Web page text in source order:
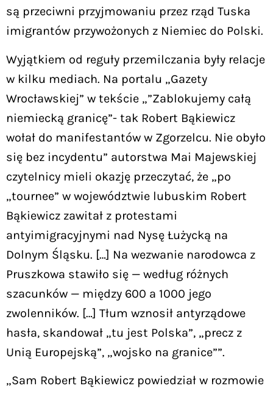
są przeciwni przyjmowaniu przez rząd Tuska
imigrantów przywożonych z Niemiec do Polski.
Wyjątkiem od reguły przemilczania były relacje
w kilku mediach. Na portalu „Gazety
Wrocławskiej” w tekście „”Zablokujemy całą
niemiecką granicę”- tak Robert Bąkiewicz
wołał do manifestantów w Zgorzelcu. Nie obyło
się bez incydentu” autorstwa Mai Majewskiej
czytelnicy mieli okazję przeczytać, że „po
„tournee” w województwie lubuskim Robert
Bąkiewicz zawitał z protestami
antyimigracyjnymi nad Nysę Łużycką na
Dolnym Śląsku. […] Na wezwanie narodowca z
Pruszkowa stawiło się — według różnych
szacunków — między 600 a 1000 jego
zwolenników. […] Tłum wznosił antyrządowe
hasła, skandował „tu jest Polska”, „precz z
Unią Europejską”, „wojsko na granice””.
„Sam Robert Bąkiewicz powiedział w rozmowie